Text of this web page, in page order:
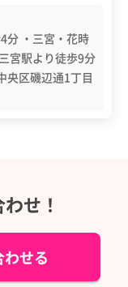
分 ・三宮・花時
宮駅より徒歩9分
央区磯辺通1丁目
せ！
せる